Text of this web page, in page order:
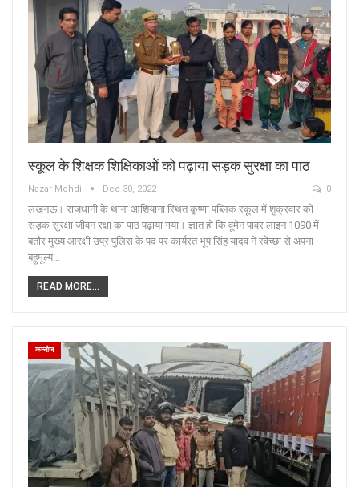
स्कूल के शिक्षक शिक्षिकाओं को पढ़ाया सड़क सुरक्षा का पाठ
Nazar Mehdi Dec 30, 2022 0
लखनऊ। राजधानी के थाना आशियाना स्थित कृष्णा पब्लिक स्कूल में शुक्रवार को
सड़क सुरक्षा जीवन रक्षा का पाठ पढ़ाया गया। ज्ञात हो कि वूमेन पावर लाइन 1090 में
बतौर मुख्य आरक्षी उप्र पुलिस के पद पर कार्यरत भूप सिंह यादव ने स्वेच्छा से अपना
बहुमूल्य…
READ MORE...
कन्नौज